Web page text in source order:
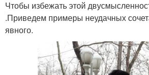
Чтобы избежать этой
.Приведем примеры неудачных
явного.